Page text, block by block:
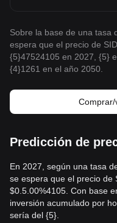
Sobre la base de una tasa
espera que el precio de
{5}47524105 en 2027, {5}
{4}1261 en el año 2050.
Comprar/
Predicción de
En 2027, según una tasa
se espera que el precio de
$0.5.00%4105. Con base
inversión acumulado por
sería del {5}.